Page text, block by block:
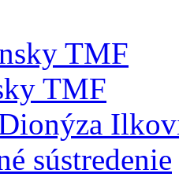
TMF
TMF
sústredenie